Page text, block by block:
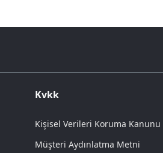
Kvkk
Kişisel Verileri Koruma Kanunu
Müşteri Aydınlatma Metni